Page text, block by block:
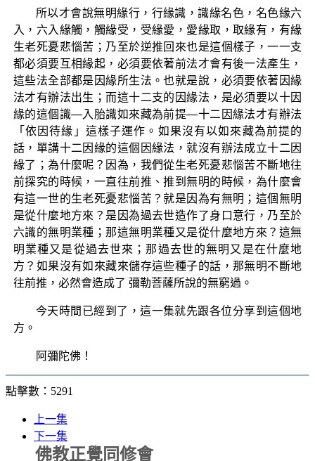
所以才會說無明緣行，行緣識，識緣名色，名色緣六
入，六入緣觸，觸緣受，受緣愛，愛緣取，取緣有，有緣
生老死憂悲惱苦；乃至於逆推回來也是這個樣子，一一支
都必須要互相緣起，必須要依著前法才會有後一法產生，
這些法全部都是因緣所生法。也就是說，必須要依著因緣
法才有辦法出生；而這十二支的因緣法，是必須要以十因
緣的這個識—入胎識如來藏為前提—十二因緣法才有辦法
「依因待緣」這樣子運作。如果沒有以如來藏為前提的
話，單講十二因緣的這個因緣法，就沒有辦法成立十二因
緣了；為什麼呢？因為，我們從生老死憂悲惱苦不斷地往
前探究的時候，一直往前推、推到無明的時候，為什麼會
有這一世的生老死憂悲惱苦？就是因為有無明；這個無明
是從什麼地方來？是因為過去世造作了身口意行，乃至於
六識的無明業種；那這無明業種又是從什麼地方來？這無
明業種又是從過去世來；那過去世的無明又是在什麼地
方？如果沒有如來藏來儲存這些種子的話，那無明不斷地
往前推，必然會造成了 彌勒菩薩所說的無窮過。
今天時間已經到了，這一集就先跟各位分享到這個地
方。
阿彌陀佛！
點擊數：5291
上一集
下一集
佛教正覺同修會